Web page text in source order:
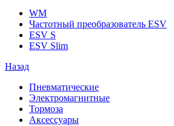
WM
Частотный преобразователь ESV
ESV S
ESV Slim
Назад
Пневматические
Электромагнитные
Тормоза
Аксессуары